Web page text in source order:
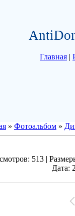
Главная |
» Фотоальбом »
513 |
Дата: